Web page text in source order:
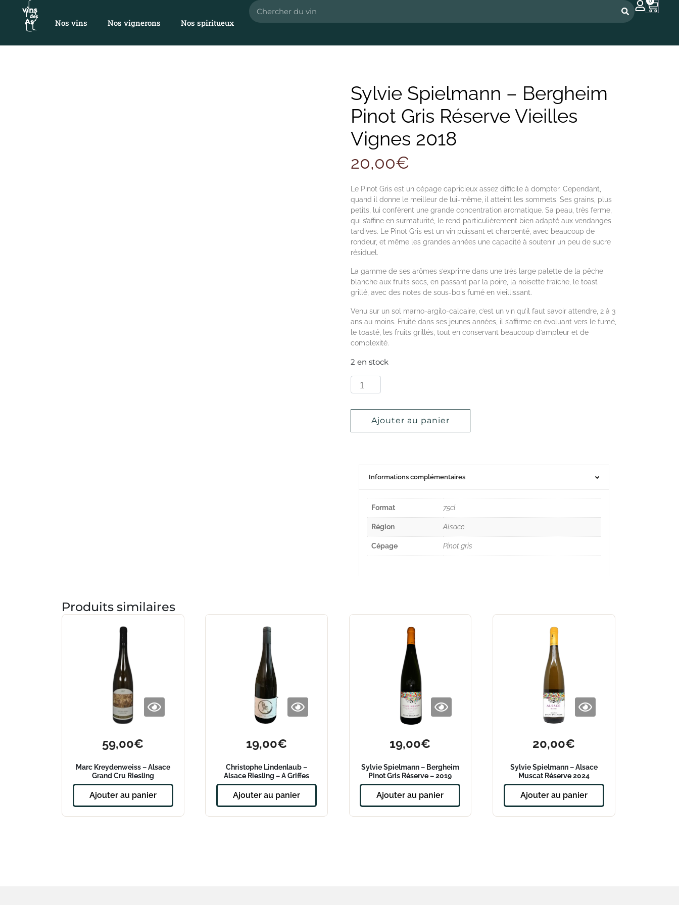
Nos vins Nos vignerons Nos spiritueux
Sylvie Spielmann – Bergheim
Pinot Gris Réserve Vieilles
Vignes 2018
20,00€
Le Pinot Gris est un cépage capricieux assez difficile à dompter. Cependant,
quand il donne le meilleur de lui-même, il atteint les sommets. Ses grains, plus
petits, lui confèrent une grande concentration aromatique. Sa peau, très ferme,
qui s’affine en surmaturité, le rend particulièrement bien adapté aux vendanges
tardives. Le Pinot Gris est un vin puissant et charpenté, avec beaucoup de
rondeur, et même les grandes années une capacité à soutenir un peu de sucre
résiduel.
La gamme de ses arômes s’exprime dans une très large palette de la pêche
blanche aux fruits secs, en passant par la poire, la noisette fraîche, le toast
grillé, avec des notes de sous-bois fumé en vieillissant.
Venu sur un sol marno-argilo-calcaire, c’est un vin qu’il faut savoir attendre, 2 à 3
ans au moins. Fruité dans ses jeunes années, il s’affirme en évoluant vers le fumé,
le toasté, les fruits grillés, tout en conservant beaucoup d’ampleur et de
complexité.
2 en stock
Ajouter au panier
Informations complémentaires
Format 75cl
Région Alsace
Cépage Pinot gris
Produits similaires
59,00€
Marc Kreydenweiss – Alsace
Grand Cru Riesling
Wiebelsberg – 2017
Ajouter au panier
19,00€
Christophe Lindenlaub –
Alsace Riesling – A Griffes
Acérées 2021
Ajouter au panier
19,00€
Sylvie Spielmann – Bergheim
Pinot Gris Réserve – 2019
Ajouter au panier
20,00€
Sylvie Spielmann – Alsace
Muscat Réserve 2024
Ajouter au panier